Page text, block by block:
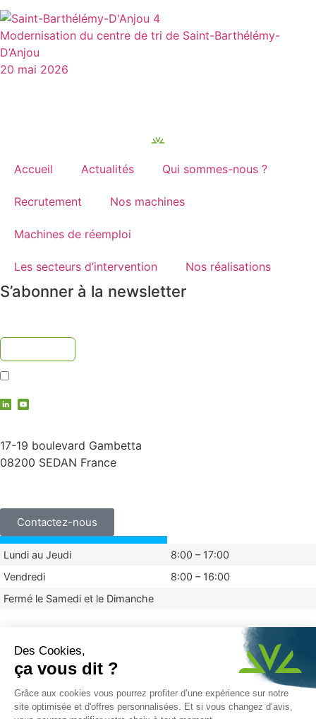
Modernisation du centre de tri de Saint-Barthélémy-
D’Anjou
20 mai 2026
Accueil Actualités Qui sommes-nous ?
Recrutement Nos machines
Machines de réemploi
Les secteurs d’intervention Nos réalisations
S’abonner à la newsletter
17-19 boulevard Gambetta
08200 SEDAN France
Contactez-nous
Lundi au Jeudi
8:00 – 17:00
Vendredi
8:00 – 16:00
Fermé le Samedi et le Dimanche
Mentions légales Politique de confidentialité
© 2024 Vauché Réalisé par Graphik Impact